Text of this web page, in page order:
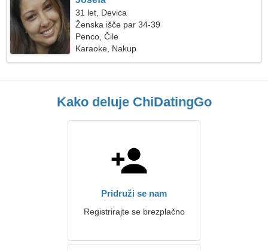
31 let, Devica
Ženska išče par 34-39
Penco, Čile
Karaoke, Nakup
Kako deluje ChiDatingGo
Pridruži se nam
Registrirajte se brezplačno